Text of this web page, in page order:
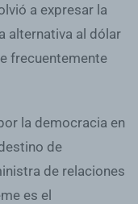
a expresar la
alternativa al dólar
frecuentemente
la democracia en
de
de relaciones
es el